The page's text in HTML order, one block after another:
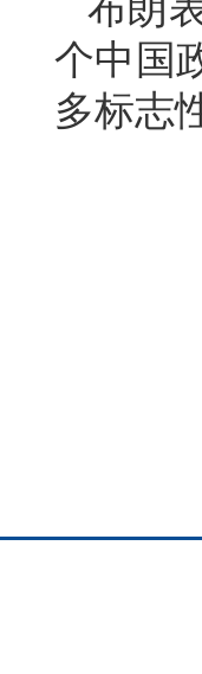
布朗
个中国
多标志